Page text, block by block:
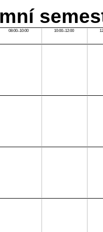
08:00–10:00 10:00–12:00